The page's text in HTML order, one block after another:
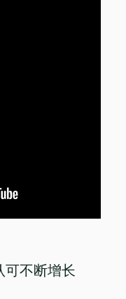
可不断增长